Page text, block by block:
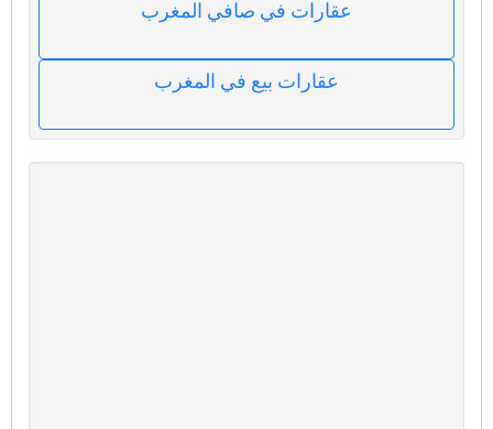
عقارات في صافي المغرب
عقارات بيع في المغرب